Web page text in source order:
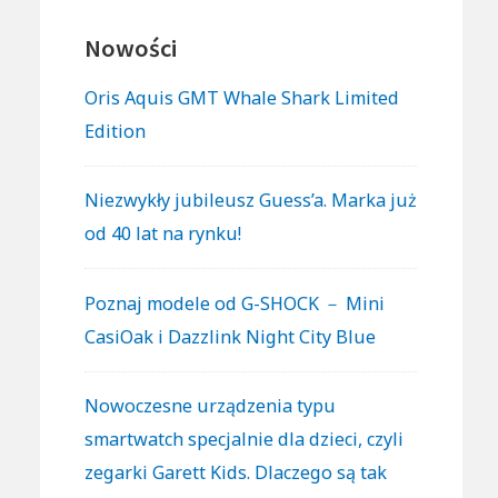
Nowości
Oris Aquis GMT Whale Shark Limited
Edition
Niezwykły jubileusz Guess’a. Marka już
od 40 lat na rynku!
Poznaj modele od G-SHOCK － Mini
CasiOak i Dazzlink Night City Blue
Nowoczesne urządzenia typu
smartwatch specjalnie dla dzieci, czyli
zegarki Garett Kids. Dlaczego są tak